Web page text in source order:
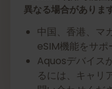
異なる場合があります
中国、香港、マ
eSIM機能をサポ
Aquosデバイス
るには、キャリ